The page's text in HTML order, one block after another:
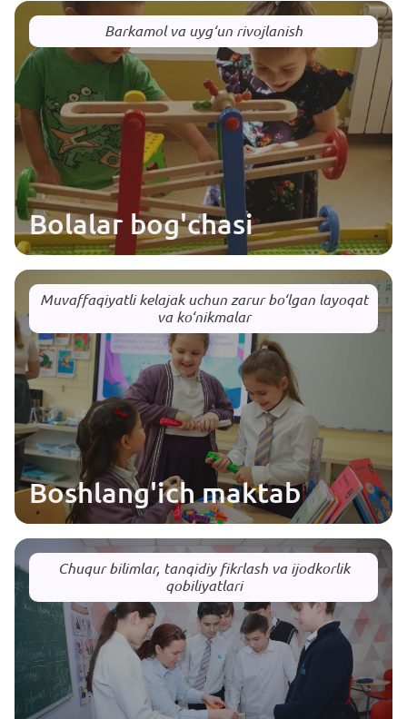
Barkamol va uyg‘un rivojlanish
Bolalar bog'chasi
Muvaffaqiyatli kelajak uchun zarur bo‘lgan layoqat
va ko‘nikmalar
Boshlang'ich maktab
Chuqur bilimlar, tanqidiy fikrlash va ijodkorlik
qobiliyatlari